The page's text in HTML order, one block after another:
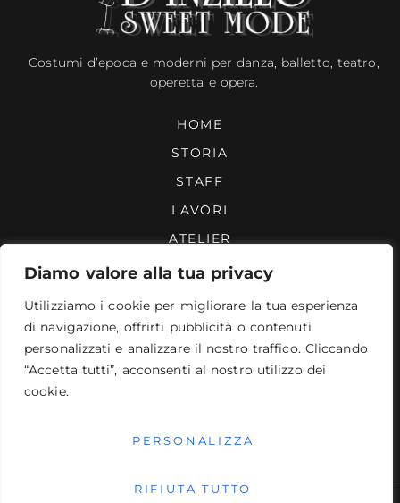
Diamo valore alla tua privacy
Utilizziamo i cookie per migliorare la tua esperienza
di navigazione, offrirti pubblicità o contenuti
personalizzati e analizzare il nostro traffico. Cliccando
“Accetta tutti”, acconsenti al nostro utilizzo dei
cookie.
PERSONALIZZA
RIFIUTA TUTTO
Costumi d’epoca e moderni per danza, balletto, teatro,
operetta e opera.
HOME
STORIA
STAFF
LAVORI
ATELIER
REPERTORIO
CONTATTI
Uffici - Sartoria - Magazzino
Via A. Targioni Tozzetti, 32 – Roma
Lun. – Ven. 09:00–17:30